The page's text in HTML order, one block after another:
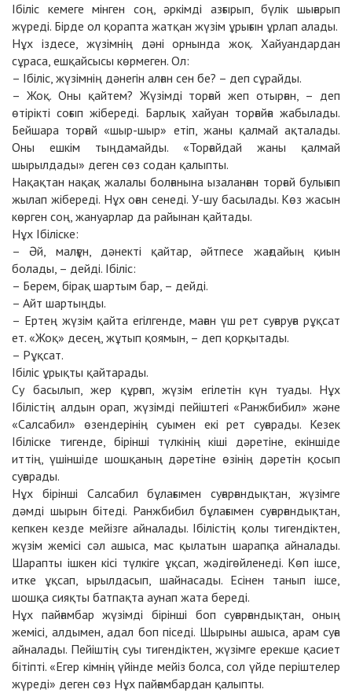
Ібіліс кемеге мінген соң, әркімді азғырып, бүлік шығарып
жүреді. Бірде ол қорапта жатқан жүзім ұрығын ұрлап алады.
Нұх іздесе, жүзімнің дәні орнында жоқ. Хайуандардан
сұраса, ешқайсысы көрмеген. Ол:
– Ібіліс, жүзімнің дәнегін алған сен бе? – деп сұрайды.
– Жоқ. Оны қайтем? Жүзімді торғай жеп отырған, – деп
өтірікті соғып жібереді. Барлық хайуан торғайға жабылады.
Бейшара торғай «шыр-шыр» етіп, жаны қалмай ақталады.
Оны ешкім тыңдамайды. «Торғайдай жаны қалмай
шырылдады» деген сөз содан қалыпты.
Нақақтан нақақ жалалы болғанына ызаланған торғай булығып
жылап жібереді. Нұх оған сенеді. У-шу басылады. Көз жасын
көрген соң, жануарлар да райынан қайтады.
Нұх Ібіліске:
– Әй, малғұн, дәнекті қайтар, әйтпесе жағдайың қиын
болады, – дейді. Ібіліс:
– Берем, бірақ шартым бар, – дейді.
– Айт шартыңды.
– Ертең жүзім қайта егілгенде, маған үш рет суғаруға рұқсат
ет. «Жоқ» десең, жұтып қоямын, – деп қорқытады.
– Рұқсат.
Ібіліс ұрықты қайтарады.
Су басылып, жер құрғап, жүзім егілетін күн туады. Нұх
Ібілістің алдын орап, жүзімді пейіштегі «Ранжбибил» және
«Салсабил» өзендерінің суымен екі рет суғарады. Кезек
Ібіліске тигенде, бірінші түлкінің кіші дәретіне, екіншіде
иттің, үшіншіде шошқаның дәретіне өзінің дәретін қосып
суғарады.
Нұх бірінші Салсабил бұлағымен суғарғандықтан, жүзімге
дәмді шырын бітеді. Ранжбибил бұлағымен суғарғандықтан,
кепкен кезде мейізге айналады. Ібілістің қолы тигендіктен,
жүзім жемісі сәл ашыса, мас қылатын шарапқа айналады.
Шарапты ішкен кісі түлкіге ұқсап, жәдігөйленеді. Көп ішсе,
итке ұқсап, ырылдасып, шайнасады. Есінен танып ішсе,
шошқа сияқты батпақта аунап жата береді.
Нұх пайғамбар жүзімді бірінші боп суғарғандықтан, оның
жемісі, алдымен, адал боп піседі. Шырыны ашыса, арам суға
айналады. Пейіштің суы тигендіктен, жүзімге ерекше қасиет
бітіпті. «Егер кімнің үйінде мейіз болса, сол үйде періштелер
жүреді» деген сөз Нұх пайғамбардан қалыпты.